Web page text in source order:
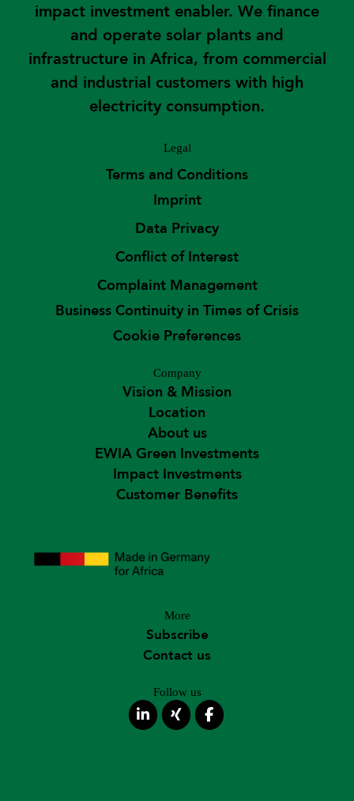
impact investment enabler. We finance
and operate solar plants and
infrastructure in Africa, from commercial
and industrial customers with high
electricity consumption.
Legal
Terms and Conditions
Imprint
Data Privacy
Conflict of Interest
Complaint Management
Business Continuity in Times of Crisis
Cookie Preferences
Company
Vision & Mission
Location
About us
EWIA Green Investments
Impact Investments
Customer Benefits
More
Subscribe
Contact us
Follow us